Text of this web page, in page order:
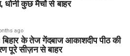
कुछ मैचों से बाहर
ago
के तेज गेंदबाज आकाशदीप पीठ की
पूरे सीज़न से बाहर